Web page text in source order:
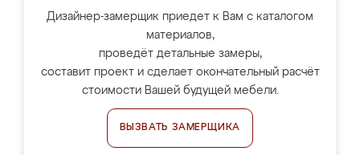
Дизайнер-замерщик приедет к Вам с каталогом
материалов,
проведёт детальные замеры,
составит проект и сделает окончательный расчёт
стоимости Вашей будущей мебели.
ВЫЗВАТЬ ЗАМЕРЩИКА